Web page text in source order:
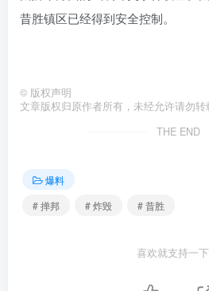
昔胜镇区已经得到安全控制。
© 版权声明
文章版权归原作者所有，未经允许请勿转
THE END
爆料
# 掸邦
# 炸毁 # 昔胜
喜欢就支持一